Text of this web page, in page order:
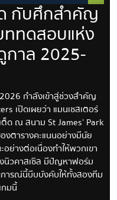
ด กับศึกสำคัญ
ททดสอบแห่ง
กาล 2025-
กำลังเข้าสู่ช่วงสำคัญ
เปิดเผยว่า แมนเชสเตอร์
ต็ด ณ สนาม St James’ Park
งตารางคะแนนอย่างมีนัย
ย่างต่อเนื่องทำให้พวกเขา
นิวคาสเซิล มีปัญหาฟอร์ม
ารณ์นี้บีบบังคับให้ทั้งสองทีม
มนี้